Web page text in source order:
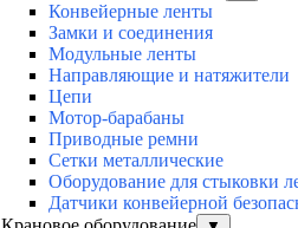
Конвейерные ленты
Замки и соединения
Модульные ленты
Направляющие и натяжители
Цепи
Мотор-барабаны
Приводные ремни
Сетки металлические
Оборудование для стыковки
Датчики конвейерной